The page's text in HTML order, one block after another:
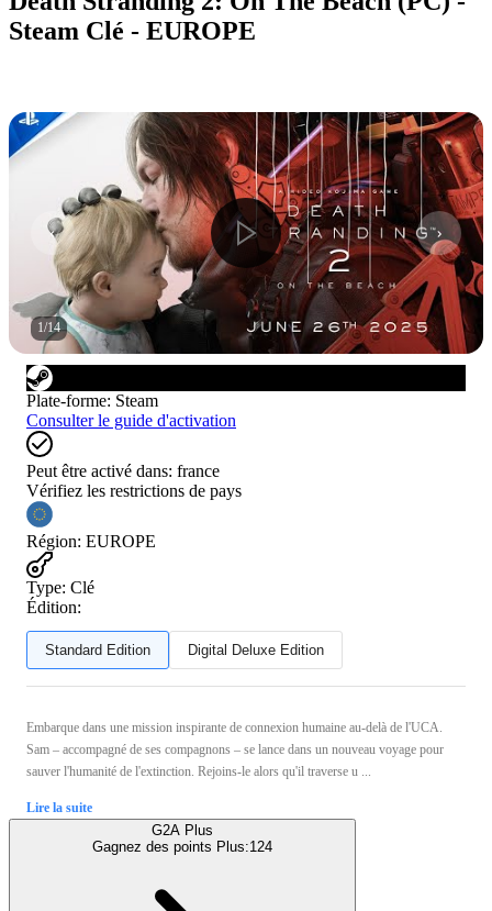
Steam Clé - EUROPE
1/14
Plate-forme: Steam
Consulter le guide d'activation
Peut être activé dans: france
Vérifiez les restrictions de pays
Région: EUROPE
Type: Clé
Édition:
Standard Edition Digital Deluxe Edition
Embarque dans une mission inspirante de connexion humaine au-delà de l'UCA.
Sam – accompagné de ses compagnons – se lance dans un nouveau voyage pour
sauver l'humanité de l'extinction. Rejoins-le alors qu'il traverse u ...
Lire la suite
G2A Plus
Gagnez des points Plus:124